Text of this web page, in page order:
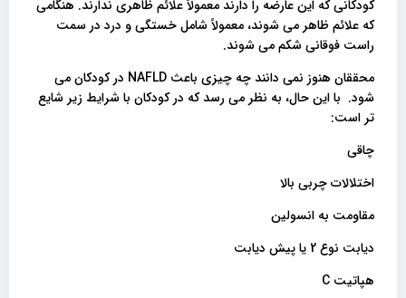
کودکانی که این عارضه را دارند معمولاً علائم ظاهری ندارند. هنگامی
که علائم ظاهر می شوند، معمولاً شامل خستگی و درد در سمت
راست فوقانی شکم می شوند.
محققان هنوز نمی دانند چه چیزی باعث NAFLD در کودکان می
شود. با این حال، به نظر می رسد که در کودکان با شرایط زیر شایع
تر است:
چاقی
اختلالات چربی بالا
مقاومت به انسولین
دیابت نوع 2 یا پیش دیابت
هپاتیت C